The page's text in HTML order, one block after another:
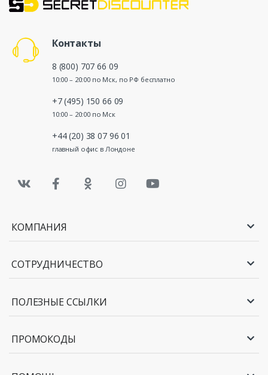
Контакты
8 (800) 707 66 09
10:00 – 20:00 по Мск, по РФ бесплатно
+7 (495) 150 66 09
10:00 – 20:00 по Мск
+44 (20) 38 07 96 01
главный офис в Лондоне
КОМПАНИЯ
СОТРУДНИЧЕСТВО
ПОЛЕЗНЫЕ ССЫЛКИ
ПРОМОКОДЫ